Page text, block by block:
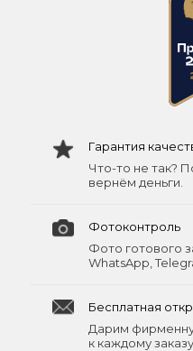
Гарантия
Что-то не так?
вернём деньги.
Фотоконтроль
Фото готового
WhatsApp,
Бесплатная
Дарим
к каждому заказу.